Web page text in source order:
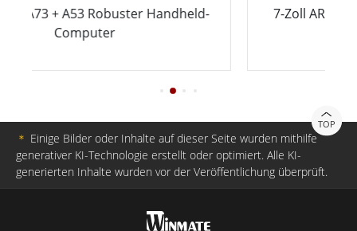
Handheld-
7-Zoll ARM A73 + A53 Robustes
TOP
＊ Einige Bilder oder Inhalte auf dieser Seite wurden mithilfe
generativer KI-Technologie erstellt oder optimiert. Alle KI-
generierten Inhalte wurden vor der Veröffentlichung überprüft.